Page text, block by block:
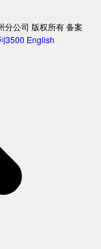
公司 版权所有 备案
3500 English